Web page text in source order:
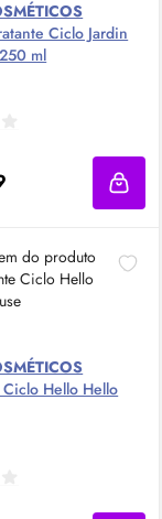
Ciclo Jardin
ml
Hello Hello